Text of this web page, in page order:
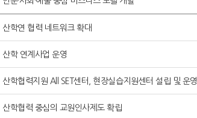
산학연 협력 네트워크 확대
산학 연계사업 운영
산학협력지원 All SET센터, 현장실습지원센터 설립 및 운영
산학협력 중심의 교원인사제도 확립